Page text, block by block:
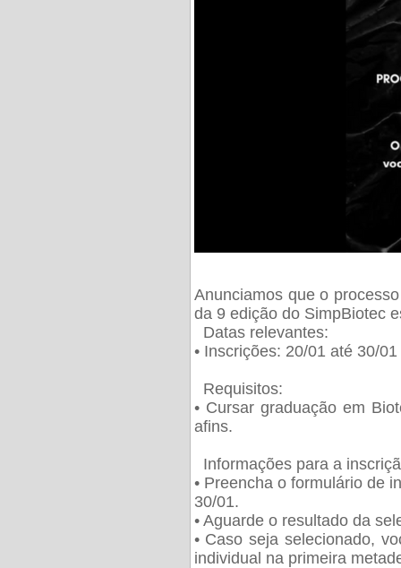
Anunciamos que o
da 9 edição do SimpBiotec
Datas relevantes:
• Inscrições: 20/01 até 30/01
Requisitos:
• Cursar graduação em
afins.
Informações para a
• Preencha o formulário de
30/01.
• Aguarde o resultado da
• Caso seja selecionado,
individual na primeira